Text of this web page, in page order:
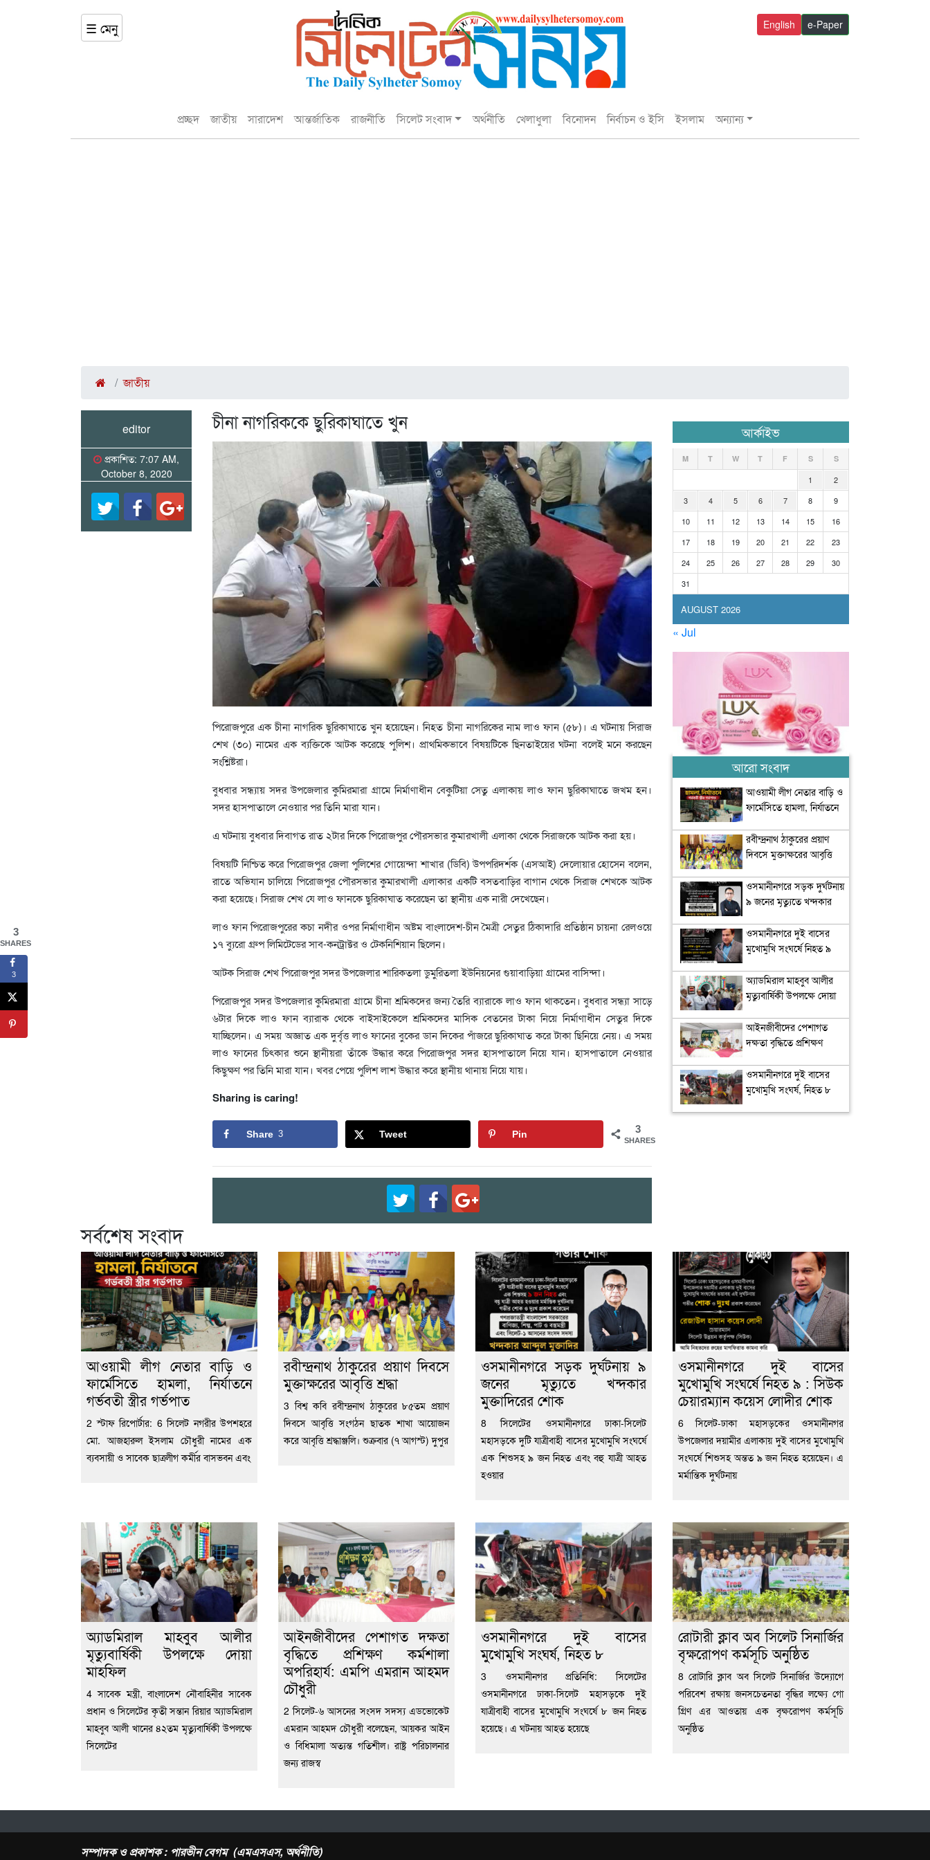
☰ মেনু e-Paper
English
প্রচ্ছদ জাতীয় সারাদেশ আন্তর্জাতিক রাজনীতি সিলেট সংবাদ অর্থনীতি খেলাধুলা বিনোদন নির্বাচন ও ইসি ইসলাম অন্যান্য
জাতীয়
editor
প্রকাশিত: 7:07 AM,
October 8, 2020
চীনা নাগরিককে ছুরিকাঘাতে খুন
পিরোজপুরে এক চীনা নাগরিক ছুরিকাঘাতে খুন হয়েছেন। নিহত চীনা নাগরিকের নাম লাও ফান (৫৮)। এ ঘটনায় সিরাজ
শেখ (৩০) নামের এক ব্যক্তিকে আটক করেছে পুলিশ। প্রাথমিকভাবে বিষয়টিকে ছিনতাইয়ের ঘটনা বলেই মনে করছেন
সংশ্লিষ্টরা।
বুধবার সন্ধ্যায় সদর উপজেলার কুমিরমারা গ্রামে নির্মাণাধীন বেকুটিয়া সেতু এলাকায় লাও ফান ছুরিকাঘাতে জখম হন।
সদর হাসপাতালে নেওয়ার পর তিনি মারা যান।
এ ঘটনায় বুধবার দিবাগত রাত ২টার দিকে পিরোজপুর পৌরসভার কুমারখালী এলাকা থেকে সিরাজকে আটক করা হয়।
বিষয়টি নিশ্চিত করে পিরোজপুর জেলা পুলিশের গোয়েন্দা শাখার (ডিবি) উপপরিদর্শক (এসআই) দেলোয়ার হোসেন বলেন,
রাতে অভিযান চালিয়ে পিরোজপুর পৌরসভার কুমারখালী এলাকার একটি বসতবাড়ির বাগান থেকে সিরাজ শেখকে আটক
করা হয়েছে। সিরাজ শেখ যে লাও ফানকে ছুরিকাঘাত করেছেন তা স্থানীয় এক নারী দেখেছেন।
লাও ফান পিরোজপুরের কচা নদীর ওপর নির্মাণাধীন অষ্টম বাংলাদেশ-চীন মৈত্রী সেতুর ঠিকাদারি প্রতিষ্ঠান চায়না রেলওয়ে
১৭ ব্যুরো গ্রুপ লিমিটেডের সাব-কনট্রাক্টর ও টেকনিশিয়ান ছিলেন।
আটক সিরাজ শেখ পিরোজপুর সদর উপজেলার শারিকতলা ডুমুরিতলা ইউনিয়নের গুয়াবাড়িয়া গ্রামের বাসিন্দা।
পিরোজপুর সদর উপজেলার কুমিরমারা গ্রামে চীনা শ্রমিকদের জন্য তৈরি ব্যারাকে লাও ফান থাকতেন। বুধবার সন্ধ্যা সাড়ে
৬টার দিকে লাও ফান ব্যারাক থেকে বাইসাইকেলে শ্রমিকদের মাসিক বেতনের টাকা নিয়ে নির্মাণাধীন সেতুর দিকে
যাচ্ছিলেন। এ সময় অজ্ঞাত এক দুর্বৃত্ত লাও ফানের বুকের ডান দিকের পাঁজরে ছুরিকাঘাত করে টাকা ছিনিয়ে নেয়। এ সময়
লাও ফানের চিৎকার শুনে স্থানীয়রা তাঁকে উদ্ধার করে পিরোজপুর সদর হাসপাতালে নিয়ে যান। হাসপাতালে নেওয়ার
কিছুক্ষণ পর তিনি মারা যান। খবর পেয়ে পুলিশ লাশ উদ্ধার করে স্থানীয় থানায় নিয়ে যায়।
Sharing is caring!
3
SHARES
Share 3 Tweet Pin
আর্কাইভ
AUGUST 2026
M T W T F S S
1
2
3
4 5 6 7 8
9
10
11 12 13 14 15
16
17
18 19 20 21 22
23
24
25 26 27 28 29
30
31
« Jul
আরো সংবাদ
আওয়ামী লীগ নেতার বাড়ি ও
ফার্মেসিতে হামলা, নির্যাতনে
রবীন্দ্রনাথ ঠাকুরের প্রয়াণ
দিবসে মুক্তাক্ষরের আবৃত্তি
ওসমানীনগরে সড়ক দুর্ঘটনায়
৯ জনের মৃত্যুতে খন্দকার
ওসমানীনগরে দুই বাসের
মুখোমুখি সংঘর্ষে নিহত ৯
লোদীর শোক
অ্যাডমিরাল মাহবুব আলীর
মৃত্যুবার্ষিকী উপলক্ষে দোয়া
‎আইনজীবীদের পেশাগত
দক্ষতা বৃদ্ধিতে প্রশিক্ষণ
এমরান আহমদ চৌধুরী
ওসমানীনগরে দুই বাসের
মুখোমুখি সংঘর্ষ, নিহত ৮
সর্বশেষ সংবাদ
আওয়ামী লীগ নেতার বাড়ি ও
ফার্মেসিতে হামলা, নির্যাতনে
গর্ভবতী স্ত্রীর গর্ভপাত
2 স্টাফ রিপোর্টার: 6 সিলেট নগরীর উপশহরে
মো. আজহারুল ইসলাম চৌধুরী নামের এক
ব্যবসায়ী ও সাবেক ছাত্রলীগ কর্মীর বাসভবন এবং
রবীন্দ্রনাথ ঠাকুরের প্রয়াণ দিবসে
মুক্তাক্ষরের আবৃত্তি শ্রদ্ধা
3 বিশ্ব কবি রবীন্দ্রনাথ ঠাকুরের ৮৫তম প্রয়াণ
দিবসে আবৃত্তি সংগঠন ছাতক শাখা আয়োজন
করে আবৃত্তি শ্রদ্ধাঞ্জলি। শুক্রবার (৭ আগস্ট) দুপুর
ওসমানীনগরে সড়ক দুর্ঘটনায় ৯
জনের মৃত্যুতে খন্দকার
মুক্তাদিরের শোক
8 সিলেটের ওসমানীনগরে ঢাকা-সিলেট
মহাসড়কে দুটি যাত্রীবাহী বাসের মুখোমুখি সংঘর্ষে
এক শিশুসহ ৯ জন নিহত এবং বহু যাত্রী আহত
হওয়ার
ওসমানীনগরে দুই বাসের
মুখোমুখি সংঘর্ষে নিহত ৯ : সিউক
চেয়ারম্যান কয়েস লোদীর শোক
6 সিলেট-ঢাকা মহাসড়কের ওসমানীনগর
উপজেলার দয়ামীর এলাকায় দুই বাসের মুখোমুখি
সংঘর্ষে শিশুসহ অন্তত ৯ জন নিহত হয়েছেন। এ
মর্মান্তিক দুর্ঘটনায়
অ্যাডমিরাল মাহবুব আলীর
মৃত্যুবার্ষিকী উপলক্ষে দোয়া
মাহফিল
4 সাবেক মন্ত্রী, বাংলাদেশ নৌবাহিনীর সাবেক
প্রধান ও সিলেটের কৃতী সন্তান রিয়ার অ্যাডমিরাল
মাহবুব আলী খানের ৪২তম মৃত্যুবার্ষিকী উপলক্ষে
সিলেটের
‎আইনজীবীদের পেশাগত দক্ষতা
বৃদ্ধিতে প্রশিক্ষণ কর্মশালা
অপরিহার্য: এমপি এমরান আহমদ
চৌধুরী
2 ‎সিলেট-৬ আসনের সংসদ সদস্য এডভোকেট
এমরান আহমদ চৌধুরী বলেছেন, আয়কর আইন
ও বিধিমালা অত্যন্ত গতিশীল। রাষ্ট্র পরিচালনার
জন্য রাজস্ব
ওসমানীনগরে দুই বাসের
মুখোমুখি সংঘর্ষ, নিহত ৮
3 ওসমানীনগর প্রতিনিধি: সিলেটের
ওসমানীনগরে ঢাকা-সিলেট মহাসড়কে দুই
যাত্রীবাহী বাসের মুখোমুখি সংঘর্ষে ৮ জন নিহত
হয়েছে। এ ঘটনায় আহত হয়েছে
রোটারী ক্লাব অব সিলেট সিনার্জির
বৃক্ষরোপণ কর্মসূচি অনুষ্ঠিত
8 রোটারি ক্লাব অব সিলেট সিনার্জির উদ্যোগে
পরিবেশ রক্ষায় জনসচেতনতা বৃদ্ধির লক্ষ্যে গো
গ্রিণ এর আওতায় এক বৃক্ষরোপণ কর্মসূচি
অনুষ্ঠিত
সম্পাদক ও প্রকাশক : পারভীন বেগম (এমএসএস, অর্থনীতি)
3
SHARES
3